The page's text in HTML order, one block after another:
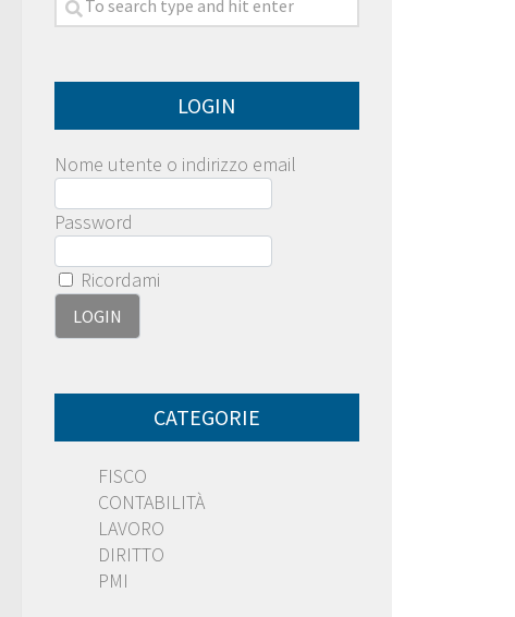
LOGIN
Nome utente o indirizzo email
Password
Ricordami
CATEGORIE
FISCO
CONTABILITÀ
LAVORO
DIRITTO
PMI